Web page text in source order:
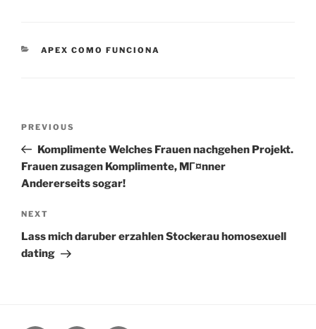
CATEGORIES
APEX COMO FUNCIONA
Previous
Post
PREVIOUS
Komplimente Welches Frauen nachgehen Projekt.
Frauen zusagen Komplimente, MГ¤nner
Andererseits sogar!
Next
Post
NEXT
Lass mich daruber erzahlen Stockerau homosexuell
dating